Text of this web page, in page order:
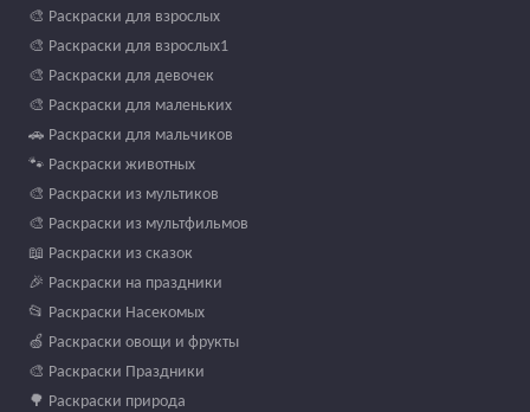
🎨 Раскраски для взрослых
🎨 Раскраски для взрослых1
🎨 Раскраски для девочек
🎨 Раскраски для маленьких
🚗 Раскраски для мальчиков
🐾 Раскраски животных
🎨 Раскраски из мультиков
🎨 Раскраски из мультфильмов
📖 Раскраски из сказок
🎉 Раскраски на праздники
📂 Раскраски Насекомых
🍏 Раскраски овощи и фрукты
🎨 Раскраски Праздники
🌳 Раскраски природа